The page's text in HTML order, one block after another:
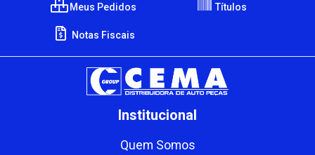
Meus Pedidos Títulos
Notas Fiscais
Institucional
Quem Somos